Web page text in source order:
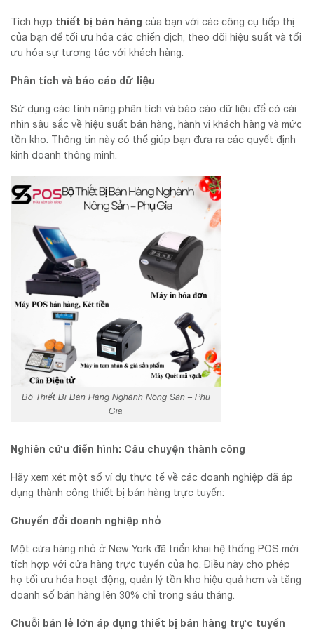
Tích hợp thiết bị bán hàng của bạn với các công cụ tiếp thị
của bạn để tối ưu hóa các chiến dịch, theo dõi hiệu suất và tối
ưu hóa sự tương tác với khách hàng.
Phân tích và báo cáo dữ liệu
Sử dụng các tính năng phân tích và báo cáo dữ liệu để có cái
nhìn sâu sắc về hiệu suất bán hàng, hành vi khách hàng và mức
tồn kho. Thông tin này có thể giúp bạn đưa ra các quyết định
kinh doanh thông minh.
Bộ Thiết Bị Bán Hàng Nghành Nông Sản – Phụ
Gia
Nghiên cứu điển hình: Câu chuyện thành công
Hãy xem xét một số ví dụ thực tế về các doanh nghiệp đã áp
dụng thành công thiết bị bán hàng trực tuyến:
Chuyển đổi doanh nghiệp nhỏ
Một cửa hàng nhỏ ở New York đã triển khai hệ thống POS mới
tích hợp với cửa hàng trực tuyến của họ. Điều này cho phép
họ tối ưu hóa hoạt động, quản lý tồn kho hiệu quả hơn và tăng
doanh số bán hàng lên 30% chỉ trong sáu tháng.
Chuỗi bán lẻ lớn áp dụng thiết bị bán hàng trực tuyến